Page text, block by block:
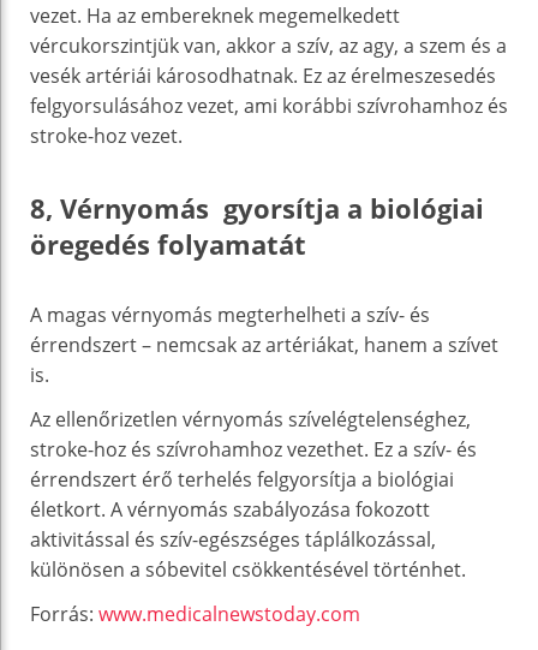
vezet. Ha az embereknek megemelkedett
vércukorszintjük van, akkor a szív, az agy, a szem és a
vesék artériái károsodhatnak. Ez az érelmeszesedés
felgyorsulásához vezet, ami korábbi szívrohamhoz és
stroke-hoz vezet.
8, Vérnyomás gyorsítja a biológiai
öregedés folyamatát
A magas vérnyomás megterhelheti a szív- és
érrendszert – nemcsak az artériákat, hanem a szívet
is.
Az ellenőrizetlen vérnyomás szívelégtelenséghez,
stroke-hoz és szívrohamhoz vezethet. Ez a szív- és
érrendszert érő terhelés felgyorsítja a biológiai
életkort. A vérnyomás szabályozása fokozott
aktivitással és szív-egészséges táplálkozással,
különösen a sóbevitel csökkentésével történhet.
Forrás: www.medicalnewstoday.com